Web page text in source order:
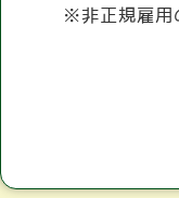
※非正規雇用